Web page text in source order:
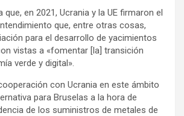
que, en 2021, Ucrania y la UE firmaron el
que, entre otras cosas,
para el desarrollo de yacimientos
vistas a «fomentar [la] transición
verde y digital».
con Ucrania en este ámbito
para Bruselas a la hora de
de los suministros de metales de